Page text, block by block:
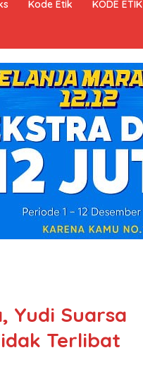
Kode Etik KODE ETIK
Yudi Suarsa
Terlibat